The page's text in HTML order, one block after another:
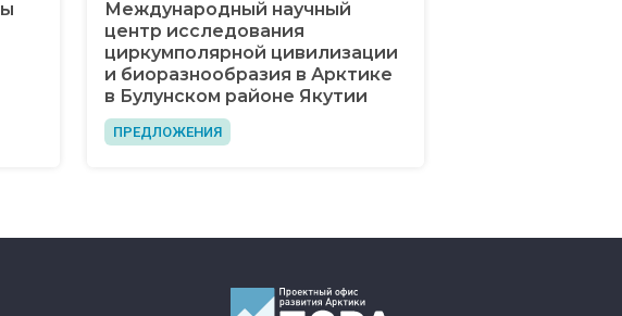
Международный научный
центр исследования
циркумполярной цивилизации
и биоразнообразия в Арктике
в Булунском районе Якутии
ПРЕДЛОЖЕНИЯ